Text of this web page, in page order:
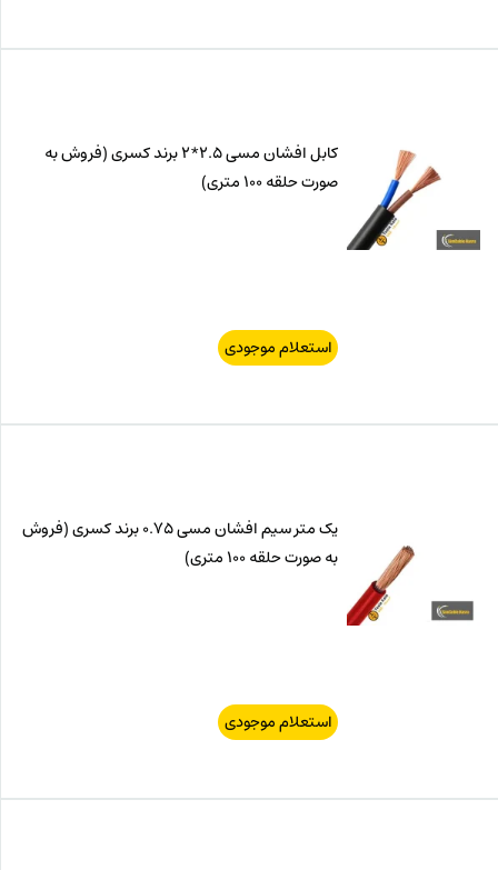
کابل افشان مسی 2.5*2 برند کسری (فروش به
صورت حلقه 100 متری)
استعلام موجودی
یک متر سیم افشان مسی 0.75 برند کسری (فروش
به صورت حلقه 100 متری)
استعلام موجودی